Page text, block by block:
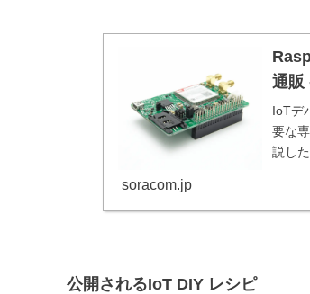
通販
IoTデ
要な
説し
soracom.jp
公開されるIoT DIY レシピ